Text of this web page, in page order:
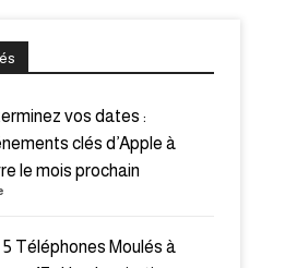
vos dates :
clés d’Apple à
le mois prochain
5 Téléphones Moulés à